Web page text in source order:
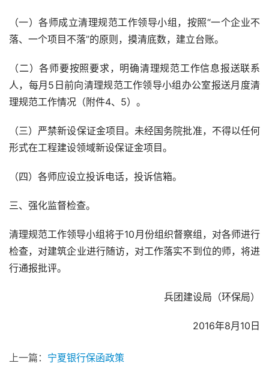
（一）各师成立清理规范工作领导小组，按照“一个企业不
落、一个项目不落”的原则，摸清底数，建立台账。
（二）各师要按照要求，明确清理规范工作信息报送联系
人，每月5日前向清理规范工作领导小组办公室报送月度清
理规范工作情况（附件4、5）。
（三）严禁新设保证金项目。未经国务院批准，不得以任何
形式在工程建设领域新设保证金项目。
（四）各师应设立投诉电话，投诉信箱。
三、强化监督检查。
清理规范工作领导小组将于10月份组织督察组，对各师进行
检查，对建筑企业进行随访，对工作落实不到位的师，将进
行通报批评。
兵团建设局（环保局）
2016年8月10日
上一篇： 宁夏银行保函政策